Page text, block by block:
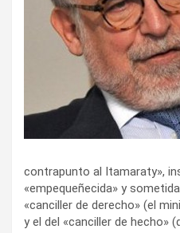
contrapunto al Itamaraty»,
«empequeñecida» y
«canciller de derecho» (el
y el del «canciller de hecho»